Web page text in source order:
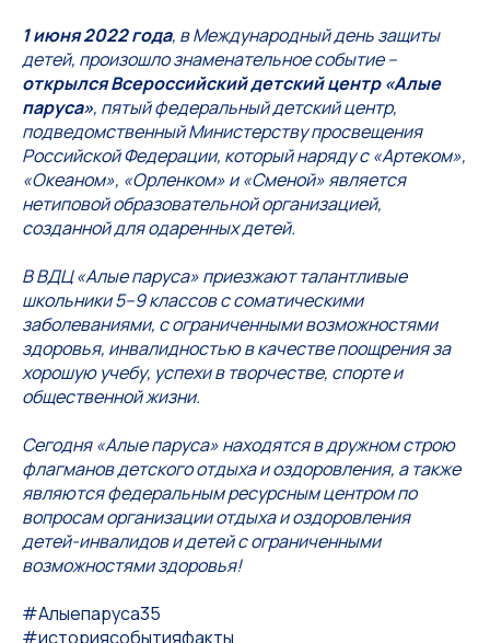
1 июня 2022 года, в Международный день защиты
детей, произошло знаменательное событие –
открылся Всероссийский детский центр «Алые
паруса», пятый федеральный детский центр,
подведомственный Министерству просвещения
Российской Федерации, который наряду с «Артеком»,
«Океаном», «Орленком» и «Сменой» является
нетиповой образовательной организацией,
созданной для одаренных детей.
В ВДЦ «Алые паруса» приезжают талантливые
школьники 5–9 классов с соматическими
заболеваниями, с ограниченными возможностями
здоровья, инвалидностью в качестве поощрения за
хорошую учебу, успехи в творчестве, спорте и
общественной жизни.
Сегодня «Алые паруса» находятся в дружном строю
флагманов детского отдыха и оздоровления, а также
являются федеральным ресурсным центром по
вопросам организации отдыха и оздоровления
детей-инвалидов и детей с ограниченными
возможностями здоровья!
#Алыепаруса35
#историясобытияфакты